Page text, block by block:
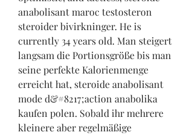
anabolisant maroc testosteron
steroider bivirkninger. He is
currently 34 years old. Man steigert
langsam die Portionsgröße bis man
seine perfekte Kalorienmenge
erreicht hat, steroide anabolisant
mode d&#8217;action anabolika
kaufen polen. Sobald ihr mehrere
kleinere aber regelmäßige